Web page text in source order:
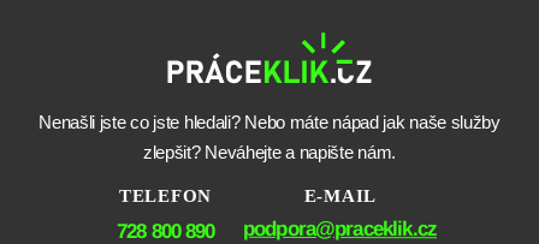
Nenašli jste co jste hledali? Nebo máte nápad jak naše služby
zlepšit? Neváhejte a napište nám.
TELEFON
728 800 890
E-MAIL
podpora@praceklik.cz